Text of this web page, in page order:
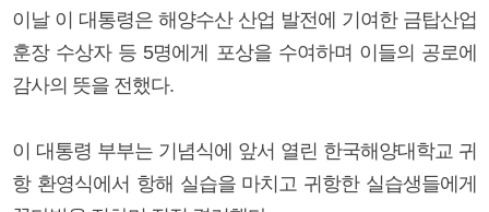
이날 이 대통령은 해양수산 산업 발전에 기여한 금탑산업
훈장 수상자 등 5명에게 포상을 수여하며 이들의 공로에
감사의 뜻을 전했다.
이 대통령 부부는 기념식에 앞서 열린 한국해양대학교 귀
항 환영식에서 항해 실습을 마치고 귀항한 실습생들에게